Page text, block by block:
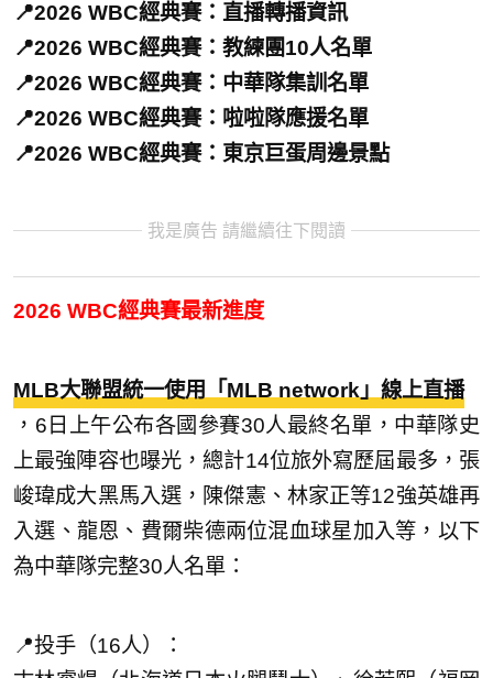
📍2026 WBC經典賽：直播轉播資訊
📍2026 WBC經典賽：教練團10人名單
📍2026 WBC經典賽：中華隊集訓名單
📍2026 WBC經典賽：啦啦隊應援名單
📍2026 WBC經典賽：東京巨蛋周邊景點
我是廣告 請繼續往下閱讀
2026 WBC經典賽最新進度
MLB大聯盟統一使用「MLB network」線上直播
，6日上午公布各國參賽30人最終名單，中華隊史
上最強陣容也曝光，總計14位旅外寫歷屆最多，張
峻瑋成大黑馬入選，陳傑憲、林家正等12強英雄再
入選、龍恩、費爾柴德兩位混血球星加入等，以下
為中華隊完整30人名單：
📍投手（16人）：